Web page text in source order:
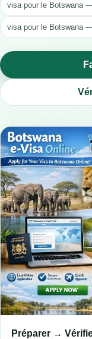
visa pour le Botswana
visa pour le Botswana
Préparer →